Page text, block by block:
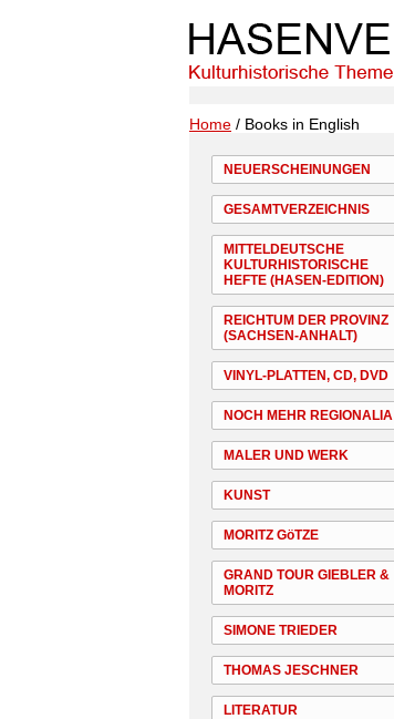
Home / Books in English
NEUERSCHEINUNGEN
GESAMTVERZEICHNIS
MITTELDEUTSCHE
KULTURHISTORISCHE
HEFTE (HASEN-EDITION)
REICHTUM DER PROVINZ
(SACHSEN-ANHALT)
VINYL-PLATTEN, CD, DVD
NOCH MEHR REGIONALIA
MALER UND WERK
KUNST
MORITZ GöTZE
GRAND TOUR GIEBLER &
MORITZ
SIMONE TRIEDER
THOMAS JESCHNER
LITERATUR